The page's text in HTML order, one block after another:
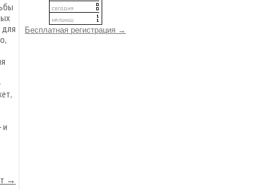
и
→
Бесплатная регистрация →